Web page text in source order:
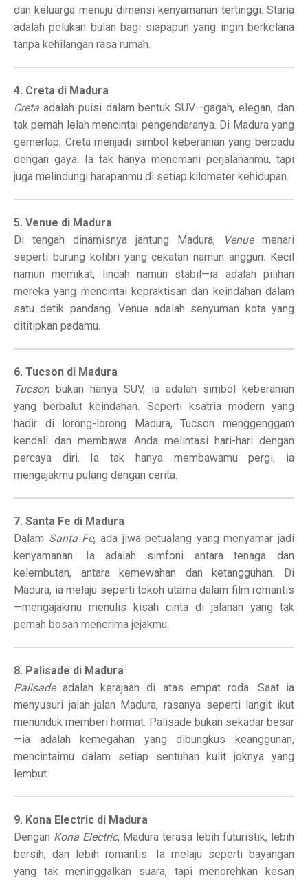
dan keluarga menuju dimensi kenyamanan tertinggi. Staria
adalah pelukan bulan bagi siapapun yang ingin berkelana
tanpa kehilangan rasa rumah.
4. Creta di Madura
Creta adalah puisi dalam bentuk SUV—gagah, elegan, dan
tak pernah lelah mencintai pengendaranya. Di Madura yang
gemerlap, Creta menjadi simbol keberanian yang berpadu
dengan gaya. Ia tak hanya menemani perjalananmu, tapi
juga melindungi harapanmu di setiap kilometer kehidupan.
5. Venue di Madura
Di tengah dinamisnya jantung Madura,
Venuemenari
seperti burung kolibri yang cekatan namun anggun. Kecil
namun memikat, lincah namun stabil—ia adalah pilihan
mereka yang mencintai kepraktisan dan keindahan dalam
satu detik pandang. Venue adalah senyuman kota yang
dititipkan padamu.
6. Tucson di Madura
Tucsonbukan hanya SUV, ia adalah simbol keberanian
yang berbalut keindahan. Seperti ksatria modern yang
hadir di lorong-lorong Madura, Tucson menggenggam
kendali dan membawa Anda melintasi hari-hari dengan
percaya diri. Ia tak hanya membawamu pergi, ia
mengajakmu pulang dengan cerita.
7. Santa Fe di Madura
Dalam Santa Fe, ada jiwa petualang yang menyamar jadi
kenyamanan. Ia adalah simfoni antara tenaga dan
kelembutan, antara kemewahan dan ketangguhan. Di
Madura, ia melaju seperti tokoh utama dalam film romantis
—mengajakmu menulis kisah cinta di jalanan yang tak
pernah bosan menerima jejakmu.
8. Palisade di Madura
Palisadeadalah kerajaan di atas empat roda. Saat ia
menyusuri jalan-jalan Madura, rasanya seperti langit ikut
menunduk memberi hormat. Palisade bukan sekadar besar
—ia adalah kemegahan yang dibungkus keanggunan,
mencintaimu dalam setiap sentuhan kulit joknya yang
lembut.
9. Kona Electric di Madura
Dengan Kona Electric, Madura terasa lebih futuristik, lebih
bersih, dan lebih romantis. Ia melaju seperti bayangan
yang tak meninggalkan suara, tapi menorehkan kesan